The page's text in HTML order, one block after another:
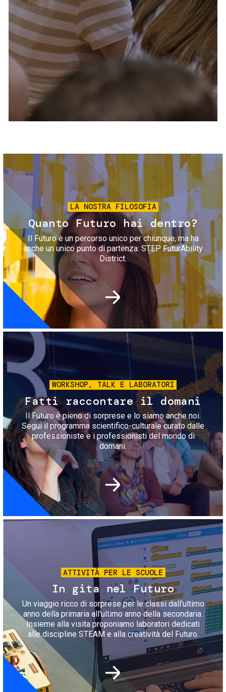
Servizi e accessibilità
Contatti
FAQ
Biglietti
Immagine
LA NOSTRA FILOSOFIA
Quanto Futuro hai dentro?
Il Futuro è un percorso unico per chiunque, ma ha
anche un unico punto di partenza: STEP FuturAbility
District.
Immagine
WORKSHOP, TALK E LABORATORI
Fatti raccontare il domani
Il Futuro è pieno di sorprese e lo siamo anche noi.
Segui il programma scientifico-culturale curato dalle
professioniste e i professionisti del mondo di
domani.
Immagine
ATTIVITÀ PER LE SCUOLE
In gita nel Futuro
Un viaggio ricco di sorprese per le classi dall'ultimo
anno della primaria all'ultimo anno della secondaria.
Insieme alla visita proponiamo laboratori dedicati
alle discipline STEAM e alla creatività del Futuro.